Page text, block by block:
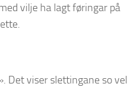
vilje ha lagt føringar på
Det viser slettingane so vel